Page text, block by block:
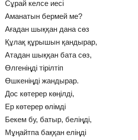
Сұрай келсе иесі
Аманатын бермей ме?
Ағадан шыққан дана сөз
Құлақ құрышын қандырар,
Атадан шыққан бата сөз,
Өлгеніңді тірілтіп
Өшкеніңді жандырар.
Дос көтерер көңілді,
Ер көтерер өлімді
Бекем бу, батыр, беліңді,
Мұңайтпа баққан еліңді